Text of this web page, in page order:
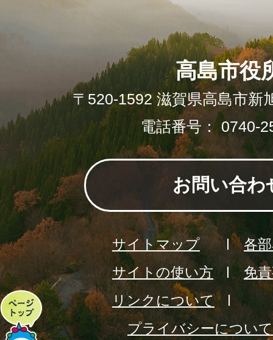
ペ
ー
高島市役
〒520-1592 滋賀県高島市新
電話番号： 0740-
お問い合わ
サイトマップ
各
サイトの使い方
免
リンクについて
プライバシーについて